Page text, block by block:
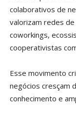
colaborativos de
valorizam redes
coworkings,
cooperativistas
Esse movimento
negócios cresçam
conhecimento e